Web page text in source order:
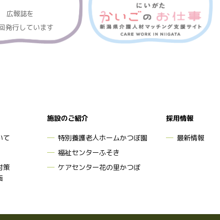
広報誌を
発行しています
て
策
施設のご紹介
特別養護老人ホームかつぼ園
福祉センターふそき
ケアセンター花の里かつぼ
採用情報
最新情報